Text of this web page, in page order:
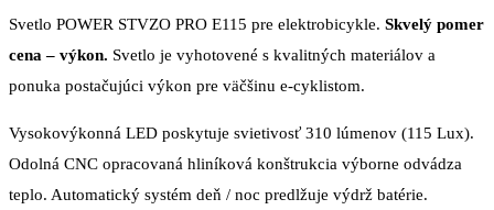
Svetlo POWER STVZO PRO E115 pre elektrobicykle. Skvelý pomer
cena – výkon. Svetlo je vyhotovené s kvalitných materiálov a
ponuka postačujúci výkon pre väčšinu e-cyklistom.
Vysokovýkonná LED poskytuje svietivosť 310 lúmenov (115 Lux).
Odolná CNC opracovaná hliníková konštrukcia výborne odvádza
teplo. Automatický systém deň / noc predlžuje výdrž batérie.